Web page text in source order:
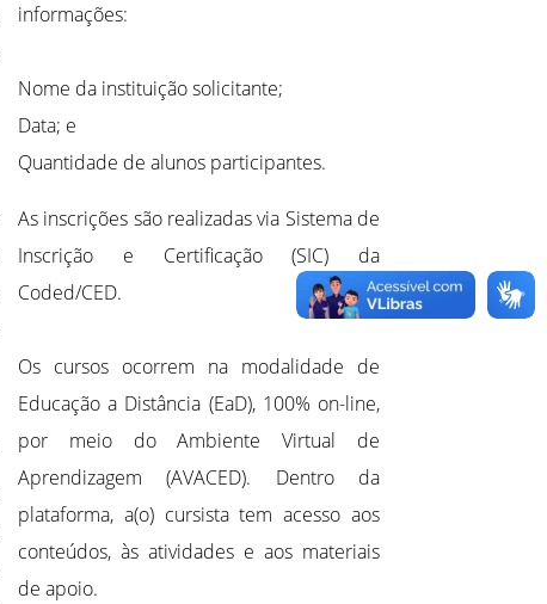
informações:
Nome da instituição solicitante;
Data; e
Quantidade de alunos participantes.
As inscrições são realizadas via Sistema de
Inscrição e Certificação (SIC) da
Coded/CED.
Os cursos ocorrem na modalidade de
Educação a Distância (EaD), 100% on-line,
por meio do Ambiente Virtual de
Aprendizagem (AVACED). Dentro da
plataforma, a(o) cursista tem acesso aos
conteúdos, às atividades e aos materiais
de apoio.